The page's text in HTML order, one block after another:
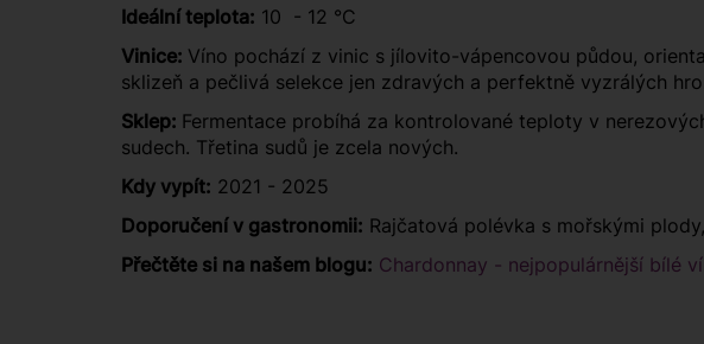
Ideální teplota: 10 - 12 °C
Vinice: Víno pochází z vinic s jílovito-vápencovou půdou,
sklizeň a pečlivá selekce jen zdravých a perfektně vyzrálých
Sklep: Fermentace probíhá za kontrolované teploty v
sudech. Třetina sudů je zcela nových.
Kdy vypít: 2021 - 2025
Doporučení v gastronomii: Rajčatová polévka s mořskými
Přečtěte si na našem blogu: Chardonnay - nejpopulárnější bílé